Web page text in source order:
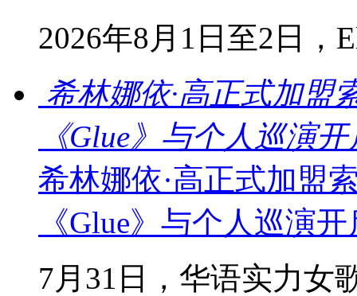
2026年8月1日至2日，
希林娜依·高正式加盟
《Glue》与个人巡演
希林娜依·高正式加盟
《Glue》与个人巡演
7月31日，华语实力女